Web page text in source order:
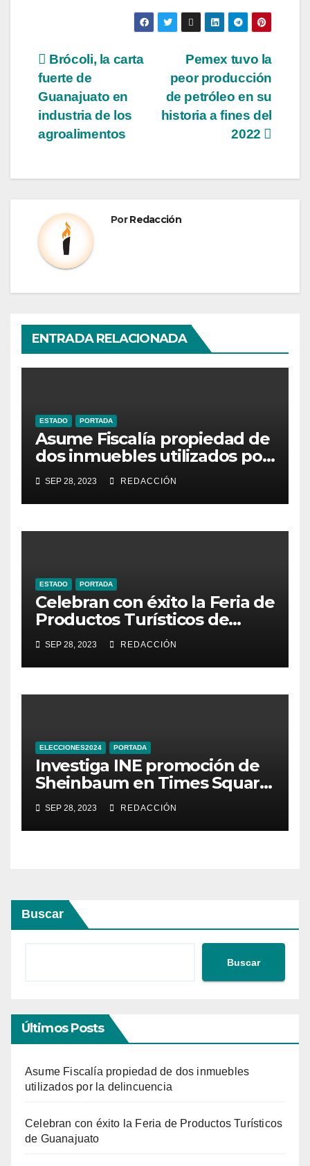
Pemex tuvo la
peor producción
de petróleo en su
historia a fines del
2022
Brócoli, la carta
fuerte de
Guanajuato en
industria de los
agroalimentos
PorRedacción
ENTRADA RELACIONADA
ESTADO PORTADA
Asume Fiscalía propiedad de
dos inmuebles utilizados por
la delincuencia
SEP 28, 2023 REDACCIÓN
ESTADO PORTADA
Celebran con éxito la Feria de
Productos Turísticos de
Guanajuato
SEP 28, 2023 REDACCIÓN
ELECCIONES2024 PORTADA
Investiga INE promoción de
Sheinbaum en Times Square
de Nueva York
SEP 28, 2023 REDACCIÓN
Buscar
Buscar
Últimos Posts
Asume Fiscalía propiedad de dos inmuebles
utilizados por la delincuencia
Celebran con éxito la Feria de Productos Turísticos
de Guanajuato